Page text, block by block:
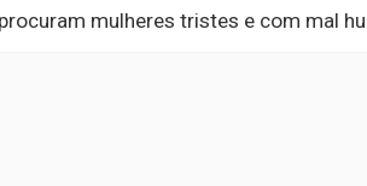
mulheres tristes e com mal